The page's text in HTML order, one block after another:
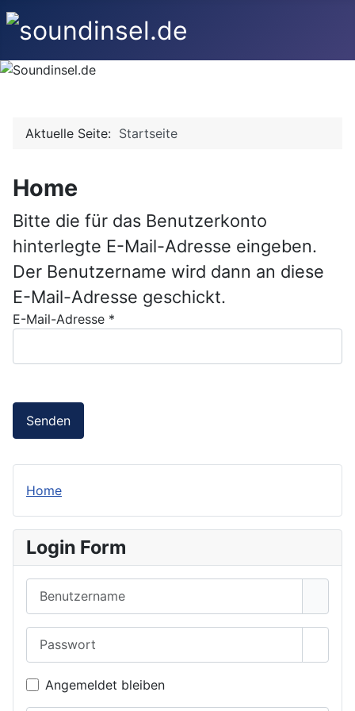
Aktuelle Seite: Startseite
Home
Bitte die für das Benutzerkonto
hinterlegte E-Mail-Adresse eingeben.
Der Benutzername wird dann an diese
E-Mail-Adresse geschickt.
E-Mail-Adresse *
Senden
Home
Login Form
Angemeldet bleiben